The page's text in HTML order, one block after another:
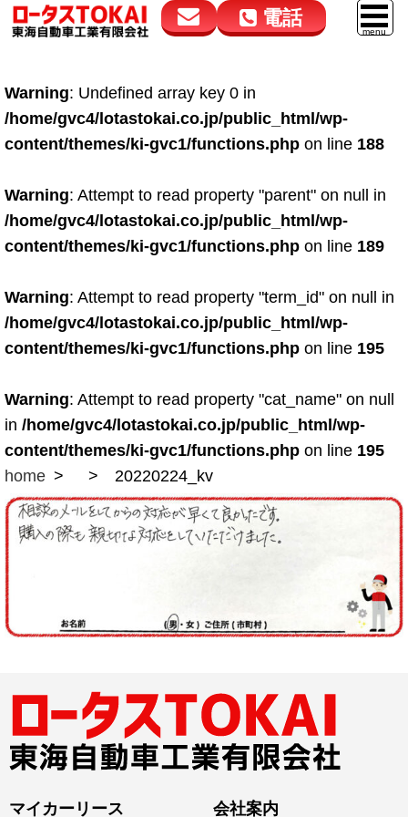
電話
050-5264-4432
9:00～18:00
050-5264-4433
9:00～18:00
車販売
スマイル車検
鈑金・塗装
点検・整備
ロードサービス
レンタカー
Warning: Undefined array key 0 in
/home/gvc4/lotastokai.co.jp/public_html/wp-
content/themes/ki-gvc1/functions.php on line 188
Warning: Attempt to read property "parent" on null in
/home/gvc4/lotastokai.co.jp/public_html/wp-
content/themes/ki-gvc1/functions.php on line 189
Warning: Attempt to read property "term_id" on null in
/home/gvc4/lotastokai.co.jp/public_html/wp-
content/themes/ki-gvc1/functions.php on line 195
Warning: Attempt to read property "cat_name" on null
in /home/gvc4/lotastokai.co.jp/public_html/wp-
content/themes/ki-gvc1/functions.php on line 195
home
20220224_kv
マイカーリース 会社案内